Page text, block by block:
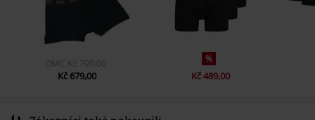
DMC Kč 799,00
Kč 679,00
%
Kč 489,00